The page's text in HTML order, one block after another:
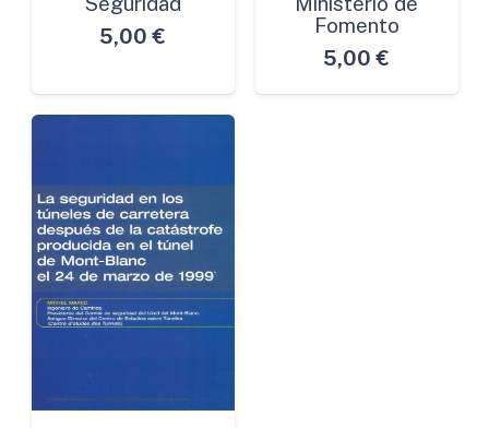
5,00 €
Fomento
5,00 €